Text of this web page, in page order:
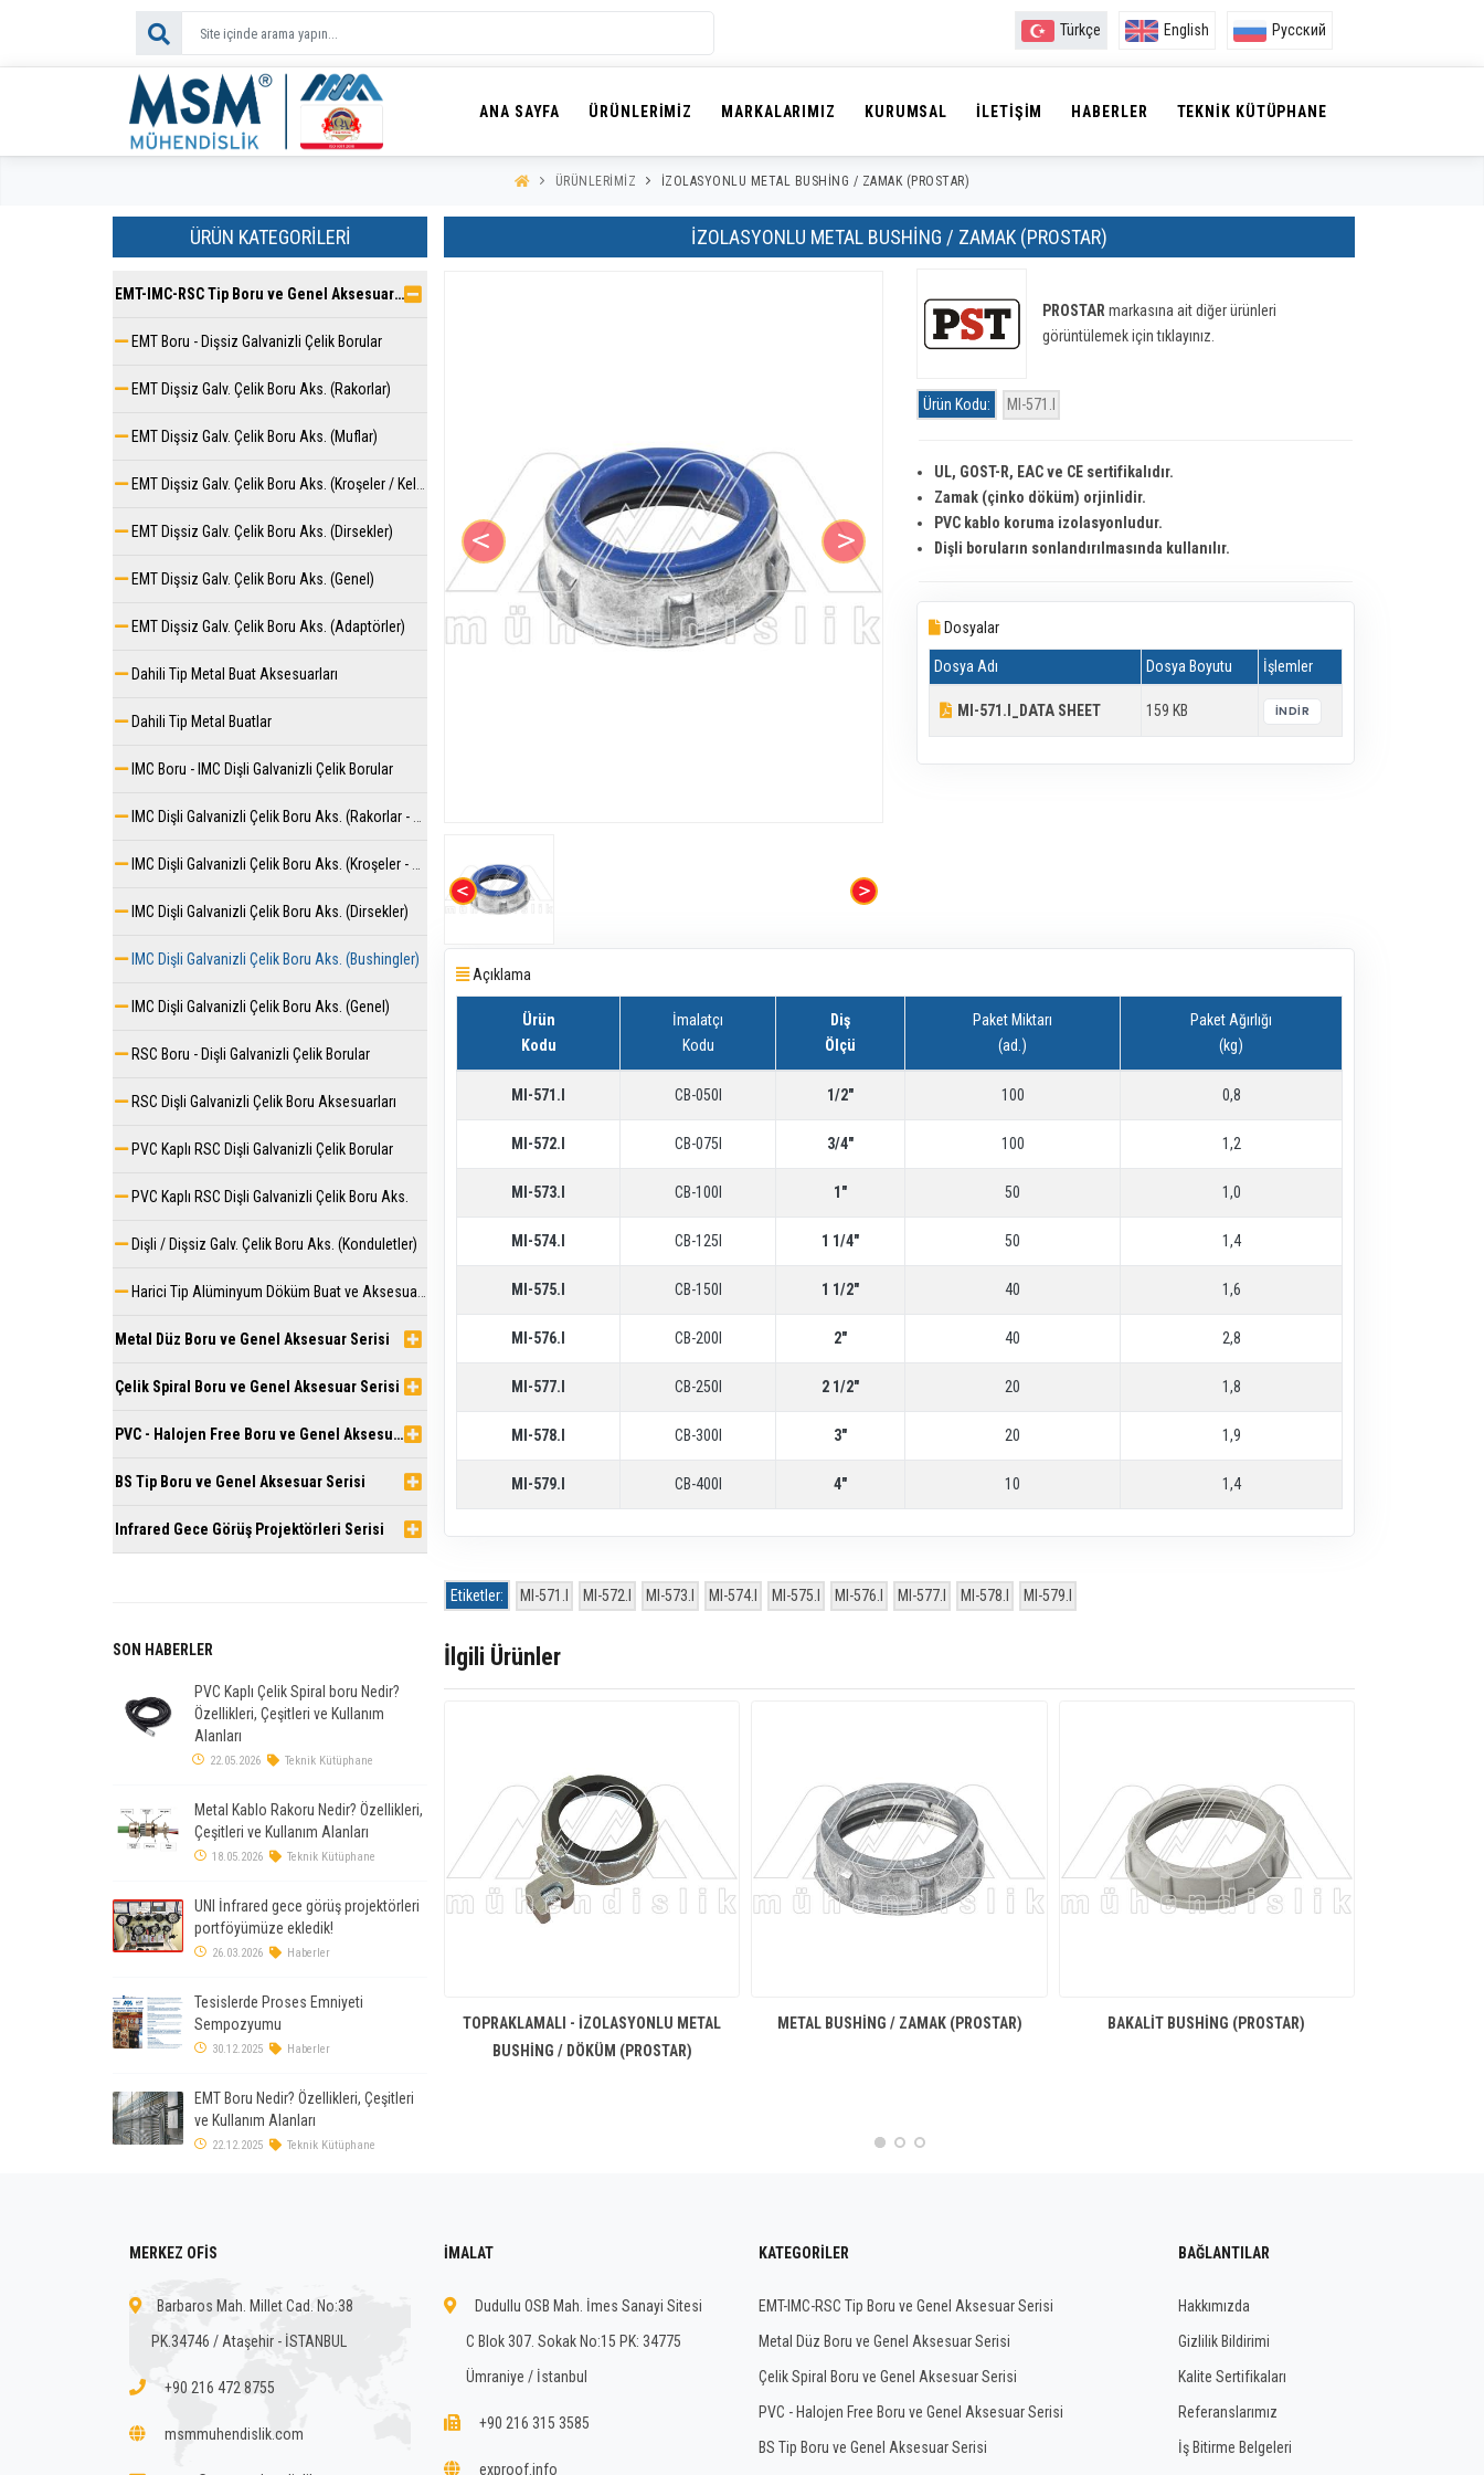
Türkçe English Русский
ANA SAYFA ÜRÜNLERIMIZ MARKALARIMIZ KURUMSAL İLETIŞIM HABERLER TEKNIK KÜTÜPHANE
ÜRÜNLERIMIZ İZOLASYONLU METAL BUSHING / ZAMAK (PROSTAR)
İZOLASYONLU METAL BUSHING / ZAMAK (PROSTAR)
PROSTAR markasına ait diğer ürünleri
görüntülemek için tıklayınız.
Ürün Kodu: MI-571.I
UL, GOST-R, EAC ve CE sertifikalıdır.
Zamak (çinko döküm) orjinlidir.
PVC kablo koruma izolasyonludur.
Dişli boruların sonlandırılmasında kullanılır.
Dosyalar
Dosya Adı Dosya Boyutu İşlemler
MI-571.I_DATA SHEET 159 KB İNDIR
Açıklama
Ürün
Kodu
İmalatçı
Kodu
Diş
Ölçü
Paket Miktarı
(ad.)
Paket Ağırlığı
(kg)
MI-571.I CB-050I 1/2" 100 0,8
MI-572.I CB-075I 3/4" 100 1,2
MI-573.I CB-100I 1" 50 1,0
MI-574.I CB-125I 1 1/4" 50 1,4
MI-575.I CB-150I 1 1/2" 40 1,6
MI-576.I CB-200I 2" 40 2,8
MI-577.I CB-250I 2 1/2" 20 1,8
MI-578.I CB-300I 3" 20 1,9
MI-579.I CB-400I 4" 10 1,4
Etiketler: MI-571.I MI-572.I MI-573.I MI-574.I MI-575.I MI-576.I MI-577.I MI-578.I MI-579.I
İlgili Ürünler
TOPRAKLAMALI - İZOLASYONLU METAL
BUSHING / DÖKÜM (PROSTAR)
METAL BUSHING / ZAMAK (PROSTAR) BAKALIT BUSHING (PROSTAR)
ÜRÜN KATEGORILERI
EMT-IMC-RSC Tip Boru ve Genel Aksesuar Serisi
EMT Boru - Dişsiz Galvanizli Çelik Borular
EMT Dişsiz Galv. Çelik Boru Aks. (Rakorlar)
EMT Dişsiz Galv. Çelik Boru Aks. (Muflar)
EMT Dişsiz Galv. Çelik Boru Aks. (Kroşeler / Kelepçeler)
EMT Dişsiz Galv. Çelik Boru Aks. (Dirsekler)
EMT Dişsiz Galv. Çelik Boru Aks. (Genel)
EMT Dişsiz Galv. Çelik Boru Aks. (Adaptörler)
Dahili Tip Metal Buat Aksesuarları
Dahili Tip Metal Buatlar
IMC Boru - IMC Dişli Galvanizli Çelik Borular
IMC Dişli Galvanizli Çelik Boru Aks. (Rakorlar - Muflar)
IMC Dişli Galvanizli Çelik Boru Aks. (Kroşeler - Kelepçeler)
IMC Dişli Galvanizli Çelik Boru Aks. (Dirsekler)
IMC Dişli Galvanizli Çelik Boru Aks. (Bushingler)
IMC Dişli Galvanizli Çelik Boru Aks. (Genel)
RSC Boru - Dişli Galvanizli Çelik Borular
RSC Dişli Galvanizli Çelik Boru Aksesuarları
PVC Kaplı RSC Dişli Galvanizli Çelik Borular
PVC Kaplı RSC Dişli Galvanizli Çelik Boru Aks.
Dişli / Dişsiz Galv. Çelik Boru Aks. (Konduletler)
Harici Tip Alüminyum Döküm Buat ve Aksesuarları
Metal Düz Boru ve Genel Aksesuar Serisi
Çelik Spiral Boru ve Genel Aksesuar Serisi
PVC - Halojen Free Boru ve Genel Aksesuar Serisi
BS Tip Boru ve Genel Aksesuar Serisi
Infrared Gece Görüş Projektörleri Serisi
SON HABERLER
PVC Kaplı Çelik Spiral boru Nedir?
Özellikleri, Çeşitleri ve Kullanım
Alanları
22.05.2026 Teknik Kütüphane
Metal Kablo Rakoru Nedir? Özellikleri,
Çeşitleri ve Kullanım Alanları
18.05.2026 Teknik Kütüphane
UNI İnfrared gece görüş projektörleri
portföyümüze ekledik!
26.03.2026 Haberler
Tesislerde Proses Emniyeti
Sempozyumu
30.12.2025 Haberler
EMT Boru Nedir? Özellikleri, Çeşitleri
ve Kullanım Alanları
22.12.2025 Teknik Kütüphane
MERKEZ OFİS
Barbaros Mah. Millet Cad. No:38
PK.34746 / Ataşehir - İSTANBUL
+90 216 472 8755
msmmuhendislik.com
İMALAT
Dudullu OSB Mah. İmes Sanayi Sitesi
C Blok 307. Sokak No:15 PK: 34775
Ümraniye / İstanbul
+90 216 315 3585
exproof.info
KATEGORILER
EMT-IMC-RSC Tip Boru ve Genel Aksesuar Serisi
Metal Düz Boru ve Genel Aksesuar Serisi
Çelik Spiral Boru ve Genel Aksesuar Serisi
PVC - Halojen Free Boru ve Genel Aksesuar Serisi
BS Tip Boru ve Genel Aksesuar Serisi
BAĞLANTILAR
Hakkımızda
Gizlilik Bildirimi
Kalite Sertifikaları
Referanslarımız
İş Bitirme Belgeleri